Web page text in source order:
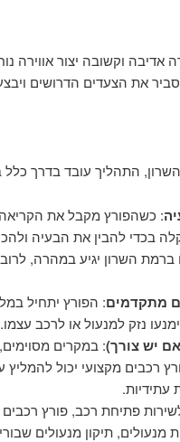
אדיבה וקשובה יצור אווירה
את הצעדים הדרושים
התהליך עובד בדרך
: כשהפורץ מקבל את
בכדי להבין את הבעיה
מתקדמים: הפורץ יתחיל
נזק למנעול או לרכב עצמו.
יש צורך): במקרים
רכבים מקצועי יכול
עתידיות.
פתיחת רכב, פורץ
מנעולים, תיקון מנעולים